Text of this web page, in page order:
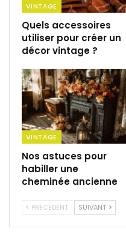
VINTAGE
Quels accessoires
utiliser pour créer un
décor vintage ?
VINTAGE
Nos astuces pour
habiller une
cheminée ancienne
PRÉCÉDENT SUIVANT